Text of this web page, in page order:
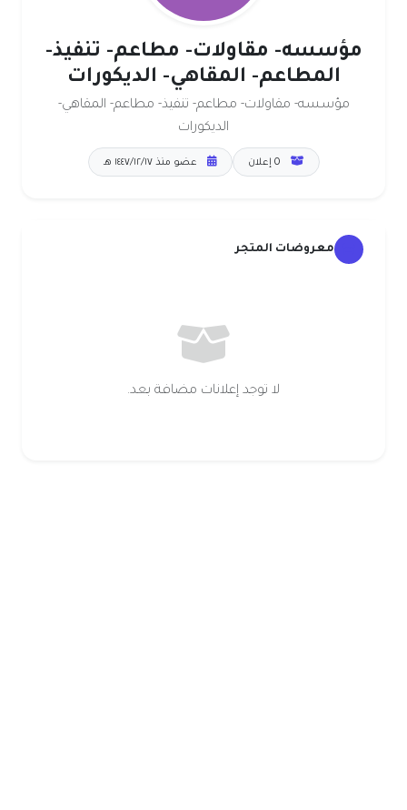
مؤسسه- مقاولات- مطاعم- تنفيذ-
المطاعم- المقاهي- الديكورات
مؤسسه- مقاولات- مطاعم- تنفيذ- مطاعم- المقاهي-
الديكورات
عضو منذ ١٧‏/١٢‏/١٤٤٧ هـ
معروضات المتجر
لا توجد إعلانات مضافة بعد.